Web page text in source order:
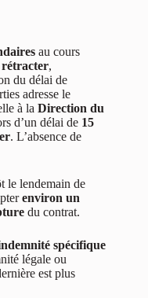
au cours
rétracter,
du délai de
adresse le
à la Direction du
d’un délai de 15
. L’absence de
le lendemain de
environ un
du contrat.
spécifique
légale ou
est plus